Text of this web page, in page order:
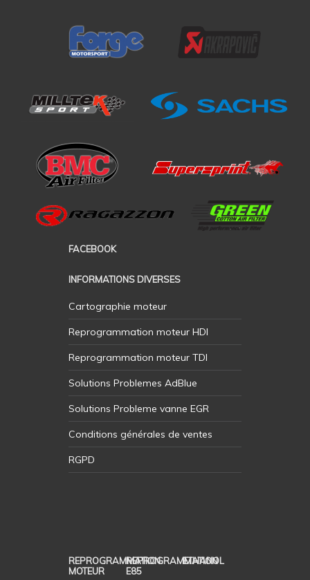
FACEBOOK
INFORMATIONS DIVERSES
Cartographie moteur
Reprogrammation moteur HDI
Reprogrammation moteur TDI
Solutions Problemes AdBlue
Solutions Probleme vanne EGR
Conditions générales de ventes
RGPD
REPROGRAMMATION
MOTEUR
REPROGRAMMATION
E85
ETHANOL